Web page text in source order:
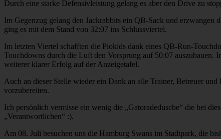
Durch eine starke Defensivleistung gelang es aber den Drive zu
Im Gegenzug gelang den Jackrabbits ein QB-Sack und erzwangen
ging es mit dem Stand von 32:07 ins Schlussviertel.
Im letzten Viertel schafften die Piokids dank eines QB-Run-
Touchdowns durch die Luft den Vorsprung auf 50:07 auszubauen.
weiterer klarer Erfolg auf der Anzeigetafel.
Auch an dieser Stelle wieder ein Dank an alle Trainer, Betreuer
vorzubereiten.
Ich persönlich vermisse ein wenig die „Gatoradedusche“ die bei
„Verantwortlichen“ :).
Am 08. Juli besuchen uns die Hamburg Swans im Stadtpark, die